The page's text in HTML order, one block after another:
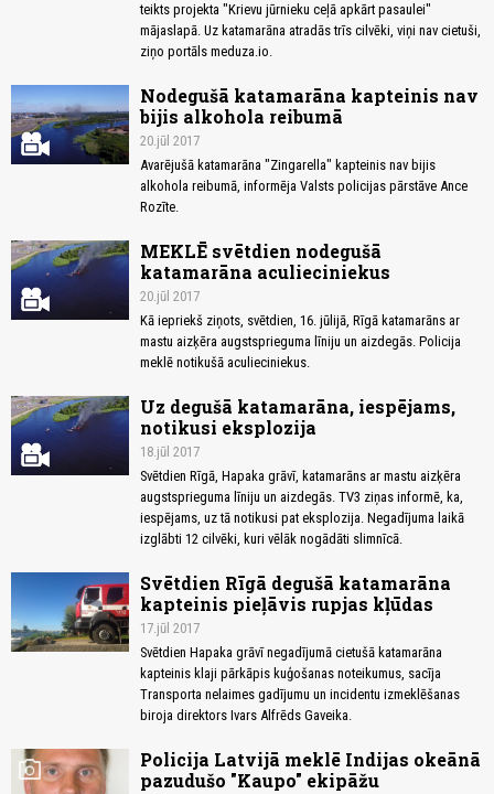
teikts projekta "Krievu jūrnieku ceļā apkārt pasaulei"
mājaslapā. Uz katamarāna atradās trīs cilvēki, viņi nav cietuši,
ziņo portāls meduza.io.
Nodegušā katamarāna kapteinis nav
bijis alkohola reibumā
20.jūl 2017
Avarējušā katamarāna "Zingarella" kapteinis nav bijis
alkohola reibumā, informēja Valsts policijas pārstāve Ance
Rozīte.
MEKLĒ svētdien nodegušā
katamarāna aculieciniekus
20.jūl 2017
Kā iepriekš ziņots, svētdien, 16. jūlijā, Rīgā katamarāns ar
mastu aizķēra augstsprieguma līniju un aizdegās. Policija
meklē notikušā aculieciniekus.
Uz degušā katamarāna, iespējams,
notikusi eksplozija
18.jūl 2017
Svētdien Rīgā, Hapaka grāvī, katamarāns ar mastu aizķēra
augstsprieguma līniju un aizdegās. TV3 ziņas informē, ka,
iespējams, uz tā notikusi pat eksplozija. Negadījuma laikā
izglābti 12 cilvēki, kuri vēlāk nogādāti slimnīcā.
Svētdien Rīgā degušā katamarāna
kapteinis pieļāvis rupjas kļūdas
17.jūl 2017
Svētdien Hapaka grāvī negadījumā cietušā katamarāna
kapteinis klaji pārkāpis kuģošanas noteikumus, sacīja
Transporta nelaimes gadījumu un incidentu izmeklēšanas
biroja direktors Ivars Alfrēds Gaveika.
photo_camera
Policija Latvijā meklē Indijas okeānā
pazudušo "Kaupo" ekipāžu